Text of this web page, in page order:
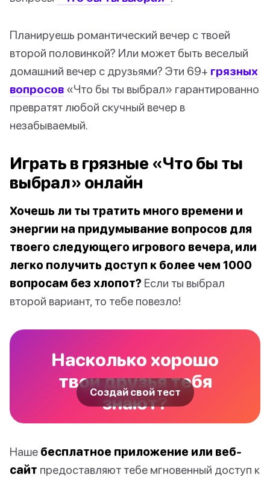
Планируешь романтический вечер с твоей
второй половинкой? Или может быть веселый
домашний вечер с друзьями? Эти 69+ грязных
вопросов «Что бы ты выбрал» гарантированно
превратят любой скучный вечер в
незабываемый.
Играть в грязные «Что бы ты
выбрал» онлайн
Хочешь ли ты тратить много времени и
энергии на придумывание вопросов для
твоего следующего игрового вечера, или
легко получить доступ к более чем 1000
вопросам без хлопот? Если ты выбрал
второй вариант, то тебе повезло!
Насколько хорошо
твои друзья тебя
знают?
Создай свой тест
Наше бесплатное приложение или веб-
сайт предоставляют тебе мгновенный доступ к